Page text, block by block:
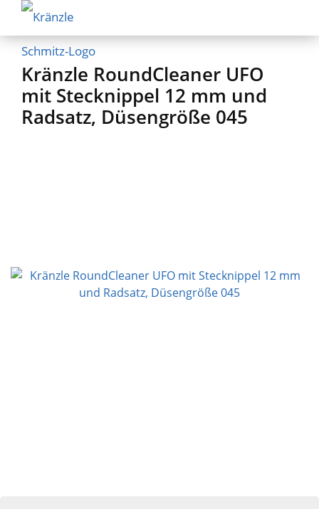
Kränzle RoundCleaner UFO
mit Stecknippel 12 mm und
Radsatz, Düsengröße 045